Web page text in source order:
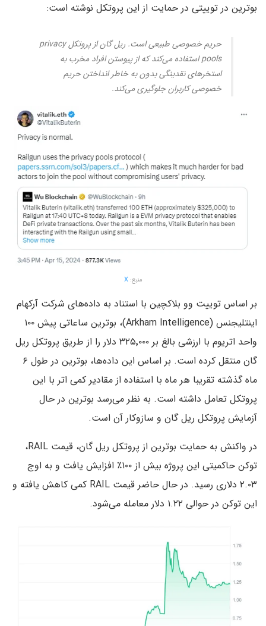
بوترین در توییتی در حمایت از این پروتکل نوشته است:
حریم خصوصی طبیعی است. ریل گان از پروتکل privacy
pools استفاده می‌کند که از پیوستن افراد مخرب به
استخرهای نقدینگی بدون به خاطر انداختن حریم
خصوصی کاربران جلوگیری می‌کند.
منبع:X
بر اساس توییت وو بلاکچین با استناد به داده‌های شرکت آرکهام
اینتلیجنس (Arkham Intelligence)، بوترین ساعاتی پیش ۱۰۰
واحد اتریوم با ارزشی بالغ بر ۳۲۵٬۰۰۰ دلار را از طریق پروتکل ریل
گان منتقل کرده است. بر اساس این داده‌ها، بوترین در طول ۶
ماه گذشته تقریبا هر ماه با استفاده از مقادیر کمی اتر با این
پروتکل تعامل داشته است. به نظر می‌رسد بوترین در حال
آزمایش پروتکل ریل گان و سازوکار آن است.
در واکنش به حمایت بوترین از پروتکل ریل گان، قیمت RAIL،
توکن حاکمیتی این پروژه بیش از ۱۰۰٪ افزایش یافت و به اوج
۲.۰۳ دلاری رسید. در حال حاضر قیمت RAIL کمی کاهش یافته و
این توکن در حوالی ۱.۲۲ دلار معامله می‌شود.